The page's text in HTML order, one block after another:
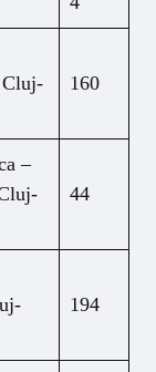
160
–
44
194